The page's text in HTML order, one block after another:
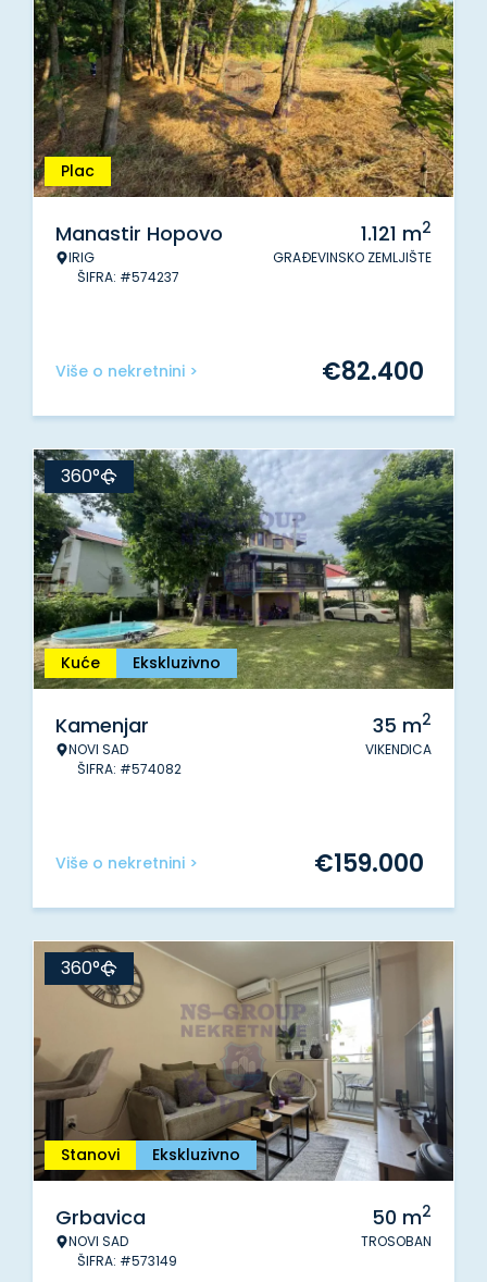
Plac
Manastir Hopovo
IRIG
ŠIFRA: #574237
1.121 m2
GRAĐEVINSKO ZEMLJIŠTE
Više o nekretnini > €82.400
Kuće Ekskluzivno
360°
Kamenjar
NOVI SAD
ŠIFRA: #574082
35 m2
VIKENDICA
Više o nekretnini > €159.000
Stanovi Ekskluzivno
360°
Grbavica
NOVI SAD
ŠIFRA: #573149
50 m2
TROSOBAN